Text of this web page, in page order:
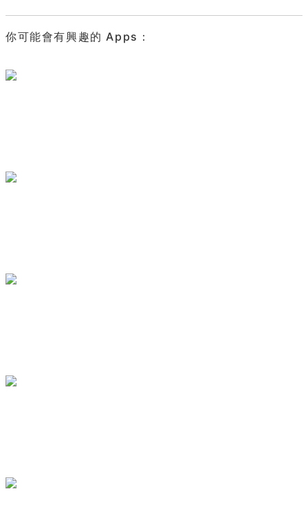
你可能會有興趣的 Apps：